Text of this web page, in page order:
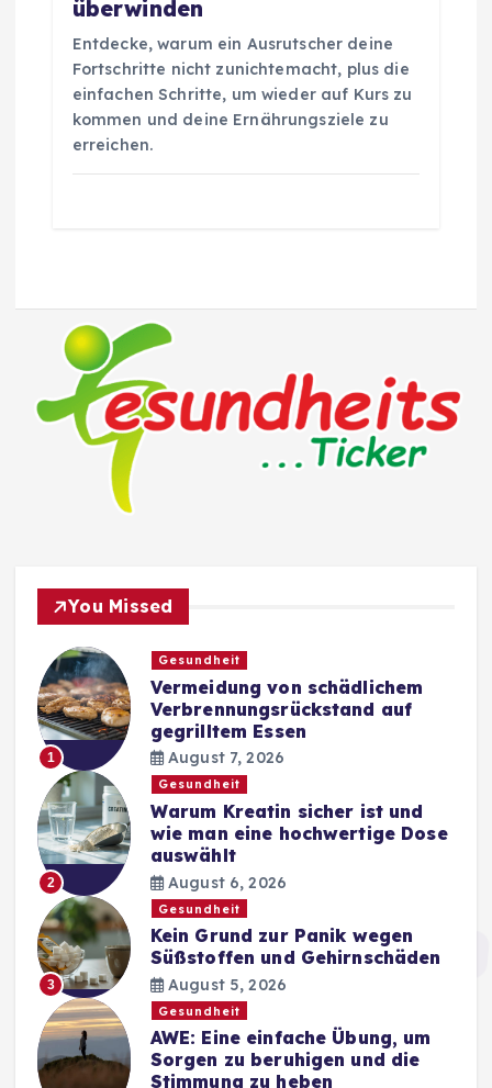
überwinden
Entdecke, warum ein Ausrutscher deine
Fortschritte nicht zunichtemacht, plus die
einfachen Schritte, um wieder auf Kurs zu
kommen und deine Ernährungsziele zu
erreichen.
You Missed
1
Gesundheit
Vermeidung von schädlichem
Verbrennungsrückstand auf
gegrilltem Essen
August 7, 2026
2
Gesundheit
Warum Kreatin sicher ist und
wie man eine hochwertige Dose
auswählt
August 6, 2026
3
Gesundheit
Kein Grund zur Panik wegen
Süßstoffen und Gehirnschäden
August 5, 2026
Gesundheit
AWE: Eine einfache Übung, um
Sorgen zu beruhigen und die
Stimmung zu heben